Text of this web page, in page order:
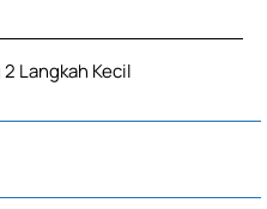
2 Langkah Kecil